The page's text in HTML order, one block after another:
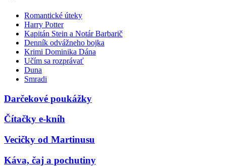
Romantické úteky
Harry Potter
Kapitán Stein a Notár Barbarič
Denník odvážneho bojka
Krimi Dominika Dána
Učím sa rozprávať
Duna
Smradi
Darčekové poukážky
Čítačky e-kníh
Vecičky od Martinusu
Káva, čaj a pochutiny